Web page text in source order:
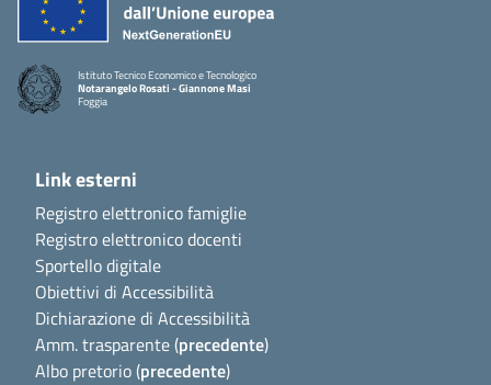
Istituto Tecnico Economico e Tecnologico
Notarangelo Rosati - Giannone Masi
Foggia
Link esterni
Registro elettronico famiglie
Registro elettronico docenti
Sportello digitale
Obiettivi di Accessibilità
Dichiarazione di Accessibilità
Amm. trasparente (precedente)
Albo pretorio (precedente)